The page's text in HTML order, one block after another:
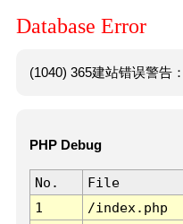
Database Error
(1040) 365建站错误警告
PHP Debug
No. File
1
/index.php